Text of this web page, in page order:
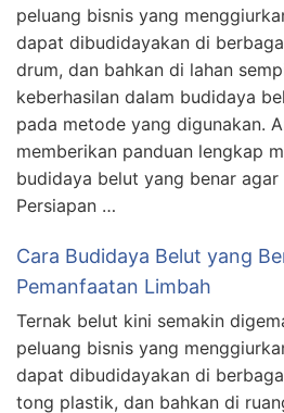
peluang bisnis yang
dapat dibudidayakan di
drum, dan bahkan di lahan
keberhasilan dalam budidaya
pada metode yang digunakan.
memberikan panduan lengkap
budidaya belut yang benar
Persiapan …
Cara Budidaya Belut yang
Pemanfaatan Limbah
Ternak belut kini semakin
peluang bisnis yang
dapat dibudidayakan di
tong plastik, dan bahkan di